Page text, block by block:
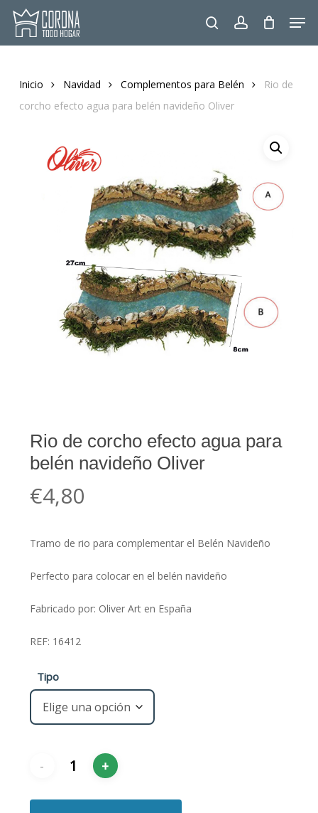
Skip
main
searchaccount
Inicio Navidad Complementos para Belén
Rio de
corcho efecto agua para belén navideño Oliver
Rio de corcho efecto agua para
belén navideño Oliver
€4,80
Tramo de rio para complementar el Belén Navideño
Perfecto para colocar en el belén navideño
Fabricado por: Oliver Art en España
REF: 16412
Tipo